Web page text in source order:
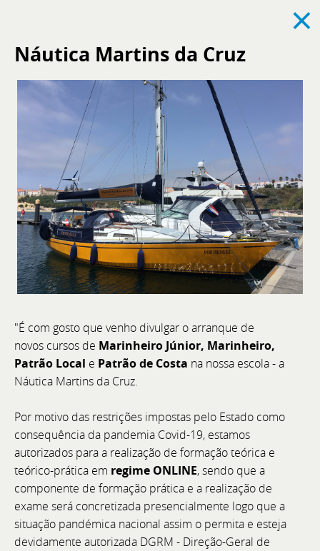
Cannes Yachting Festival 2026
De 8 a 13 de setembro, visite a Bellini Yacht, Greenline
Yachts e Joker Boat com o acompanhamento
exclusivo da equipa BoatCenter.
×
Náutica Martins da Cruz
"É com gosto que venho divulgar o arranque de
novos cursos de Marinheiro Júnior, Marinheiro,
Patrão Local e Patrão de Costa na nossa escola - a
Náutica Martins da Cruz.
Por motivo das restrições impostas pelo Estado como
consequência da pandemia Covid-19, estamos
autorizados para a realização de formação teórica e
teórico-prática em regime ONLINE, sendo que a
componente de formação prática e a realização de
exame será concretizada presencialmente logo que a
situação pandémica nacional assim o permita e esteja
devidamente autorizada DGRM - Direção-Geral de